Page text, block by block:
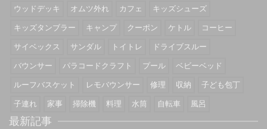
ウッドデッキ
オムツ外れ カフェ
キッズシューズ
キッズタンブラー
キャンプ クーポン ケトル
コーヒー
サイベックス
サンダル トイトレ
ドライブスルー
バウンサー
パラコードクラフト プール
ベビーベッド
ルーフバスケット
レモバウンサー 修理 収納
子ども包丁
子連れ
家事 掃除機 料理 水筒 自転車 風呂
最新記事